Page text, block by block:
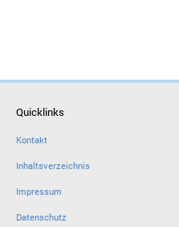
Quicklinks
Kontakt
Inhaltsverzeichnis
Impressum
Datenschutz